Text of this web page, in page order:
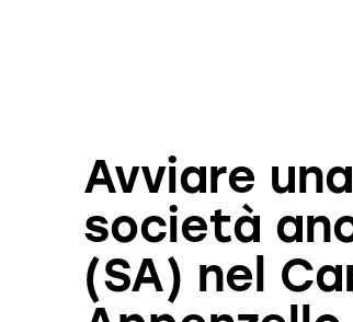
Avviare una
società
(SA) nel